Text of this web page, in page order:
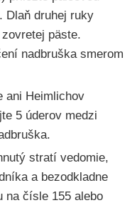
Dlaň druhej ruky
päste.
nadbruška smerom
ani Heimlichov
5 úderov medzi
stratí vedomie,
a bezodkladne
na čísle 155 alebo